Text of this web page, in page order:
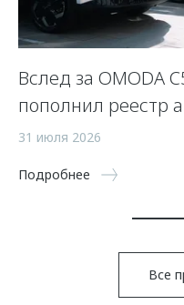
Вслед за OMODA
пополнил реестр
31 июля 2026
Подробнее
Все